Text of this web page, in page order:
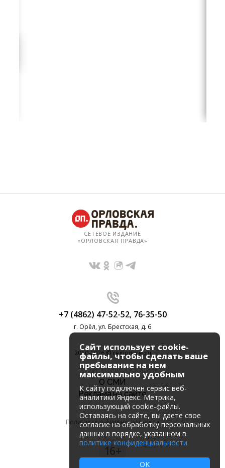
СЕТЕВОЕ ИЗДАНИЕ
«ОРЛОВСКАЯ ПРАВДА»
+7 (4862) 47-52-52, 76-35-50
г. Орёл, ул. Брестская, д. 6
2010-2026 © regionorel.ru
О СМИ
Реклама на сайте
Политика конфиденциальности
16+
Сайт использует cookie-
файлы, чтобы сделать ваше
пребывание на нем
максимально удобным
К cайту подключен сервис веб-
аналитики Яндекс. Метрика,
использующий cookie-файлы.
Оставаясь на сайте, вы даете свое
согласие на обработку персональных
данных в порядке, указанном в
политике конфиденциальности
OK